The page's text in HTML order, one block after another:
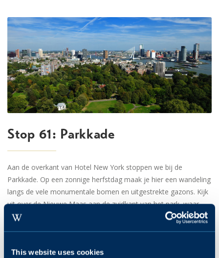
This website uses cookies
Stop 61: Parkkade
Aan de overkant van Hotel New York stoppen we bij de
Parkkade. Op een zonnige herfstdag maak je hier een wandeling
langs de vele monumentale bomen en uitgestrekte gazons. Kijk
uit over de Nieuwe Maas aan de zuidkant van het park, waar
speciaal een heuvel is aangelegd. Trek gekregen tijdens het